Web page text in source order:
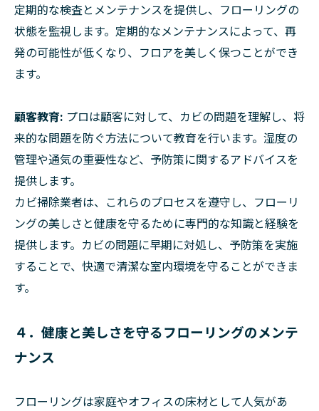
定期的な検査とメンテナンスを提供し、フローリングの
状態を監視します。定期的なメンテナンスによって、再
発の可能性が低くなり、フロアを美しく保つことができ
ます。
顧客教育: プロは顧客に対して、カビの問題を理解し、将
来的な問題を防ぐ方法について教育を行います。湿度の
管理や通気の重要性など、予防策に関するアドバイスを
提供します。
カビ掃除業者は、これらのプロセスを遵守し、フローリ
ングの美しさと健康を守るために専門的な知識と経験を
提供します。カビの問題に早期に対処し、予防策を実施
することで、快適で清潔な室内環境を守ることができま
す。
４．健康と美しさを守るフローリングのメンテ
ナンス
フローリングは家庭やオフィスの床材として人気があ